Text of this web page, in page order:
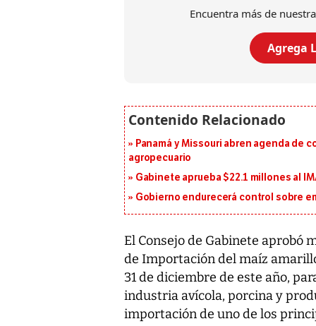
Encuentra más de
Agrega
Panamá y Missouri abren agenda de
agropecuario
Gabinete aprueba $22.1 millones al
Gobierno endurecerá control sobre
El Consejo de Gabinete
de Importación del maíz
31 de diciembre de este año,
industria avícola, porcina y
importación de uno de los